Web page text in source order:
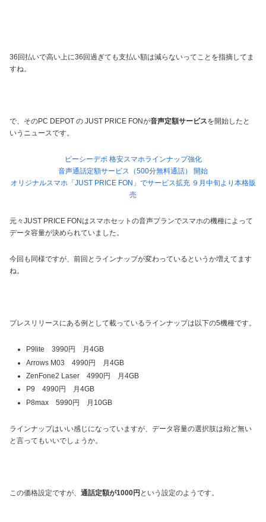
36回払いで高い上に36回過ぎても支払い額は減らないってことを指摘してま
すね。
で、そのPC DEPOT の JUST PRICE FONが音声定額サービスを開始したと
いうニュースです。
ピーシーデポ 格安スマホラインナップ強化
音声通話定額サービス（500分無料通話） 開始
オリジナルスマホ「JUST PRICE FON」でサービス拡充 ９月中旬より本格販
売
元々JUST PRICE FONはスマホセットの音声プランでスマホの機種によって
データ容量が決められていました。
今回も同様ですが、前回とラインナップが変わっているというか増えてます
ね。
プレスリリースにある例として載っているラインナップは以下の5機種です。
P9lite 3990円 月4GB
Arrows M03 4990円 月4GB
ZenFone2 Laser 4990円 月4GB
P9 4990円 月4GB
P8max 5990円 月10GB
ラインナップはいい感じになっていますが、データ容量の選択肢は殆ど無い
と言ってもいいでしょうか。
この価格設定ですが、 通話定額が1000円 という設定のようです。